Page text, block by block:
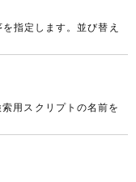
指定します。並び替え
用スクリプトの名前を